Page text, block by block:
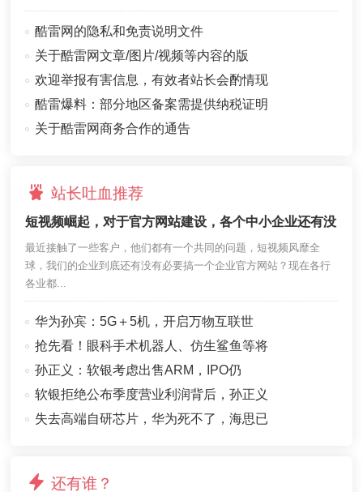
酷雷网的隐私和免责说明文件
关于酷雷网文章/图片/视频等内容的版
欢迎举报有害信息，有效者站长会酌情现
酷雷爆料：部分地区备案需提供纳税证明
关于酷雷网商务合作的通告
站长吐血推荐
短视频崛起，对于官方网站建设，各个中小企业还有没
最近接触了一些客户，他们都有一个共同的问题，短视频风靡全
球，我们的企业到底还有没有必要搞一个企业官方网站？现在各行
各业都...
华为孙宾：5G＋5机，开启万物互联世
抢先看！眼科手术机器人、仿生鲨鱼等将
孙正义：软银考虑出售ARM，IPO仍
软银拒绝公布季度营业利润背后，孙正义
失去高端自研芯片，华为死不了，海思已
还有谁？